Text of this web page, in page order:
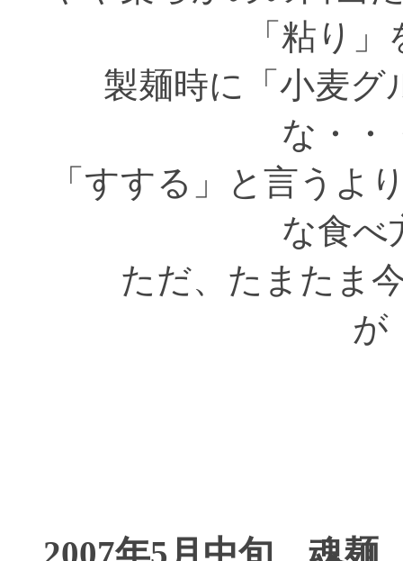
「粘り
製麺時に「小麦グ
な・・
「すする」と言うよ
な食べ
ただ、たまたま
が